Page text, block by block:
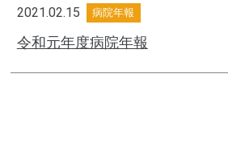
2021.02.15 病院年報
令和元年度病院年報